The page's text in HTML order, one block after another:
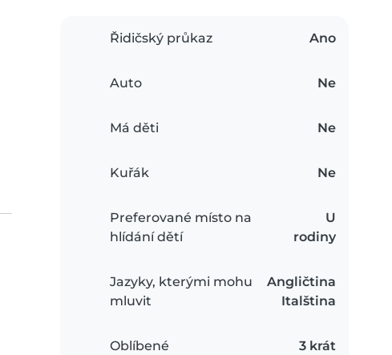
Řidičský průkaz Ano
Auto Ne
Má děti Ne
Kuřák Ne
Preferované místo na
hlídání dětí
U
rodiny
Jazyky, kterými mohu
mluvit
Angličtina
Italština
Oblíbené 3 krát